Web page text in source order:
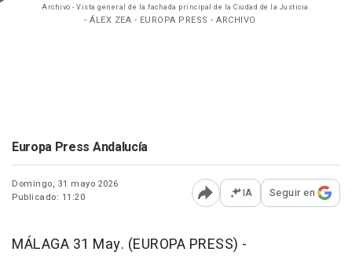
Archivo - Vista general de la fachada principal de la Ciudad de la Justicia.
- ÁLEX ZEA - EUROPA PRESS - ARCHIVO
Europa Press Andalucía
Domingo, 31 mayo 2026
Publicado: 11:20
Abrir opciones para
IA Seguir en
MÁLAGA 31 May. (EUROPA PRESS) -